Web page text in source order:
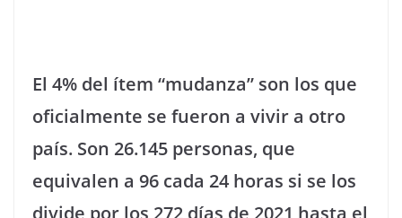
El 4% del ítem “mudanza” son los que
oficialmente se fueron a vivir a otro
país. Son 26.145 personas, que
equivalen a 96 cada 24 horas si se los
divide por los 272 días de 2021 hasta el